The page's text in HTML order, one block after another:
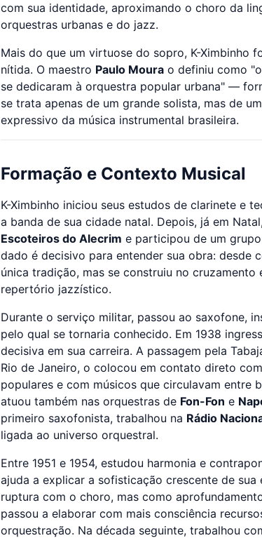
com sua identidade, aproximando o choro da
orquestras urbanas e do jazz.
Mais do que um virtuose do sopro, K-Ximbinho
nítida. O maestro Paulo Moura o definiu como
se dedicaram à orquestra popular urbana" —
se trata apenas de um grande solista, mas de
expressivo da música instrumental brasileira.
Formação e Contexto Musical
K-Ximbinho iniciou seus estudos de clarinete e
a banda de sua cidade natal. Depois, já em
Escoteiros do Alecrim e participou de um
dado é decisivo para entender sua obra: desde
única tradição, mas se construiu no
repertório jazzístico.
Durante o serviço militar, passou ao saxofone,
pelo qual se tornaria conhecido. Em 1938
decisiva em sua carreira. A passagem pela
Rio de Janeiro, o colocou em contato direto
populares e com músicos que circulavam entre
atuou também nas orquestras de Fon-Fon e
primeiro saxofonista, trabalhou na Rádio
ligada ao universo orquestral.
Entre 1951 e 1954, estudou harmonia e
ajuda a explicar a sofisticação crescente de
ruptura com o choro, mas como
passou a elaborar com mais consciência
orquestração. Na década seguinte, trabalhou